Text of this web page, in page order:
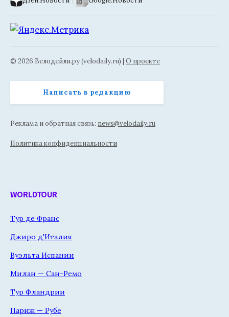
© 2026 Велодейли.ру (velodaily.ru) | О проекте
Написать в редакцию
Реклама и обратная связь: news@velodaily.ru
Политика конфиденциальности
WORLDTOUR
Тур де Франс
Джиро д'Италия
Вуэльта Испании
Милан — Сан-Ремо
Тур Фландрии
Париж — Рубе